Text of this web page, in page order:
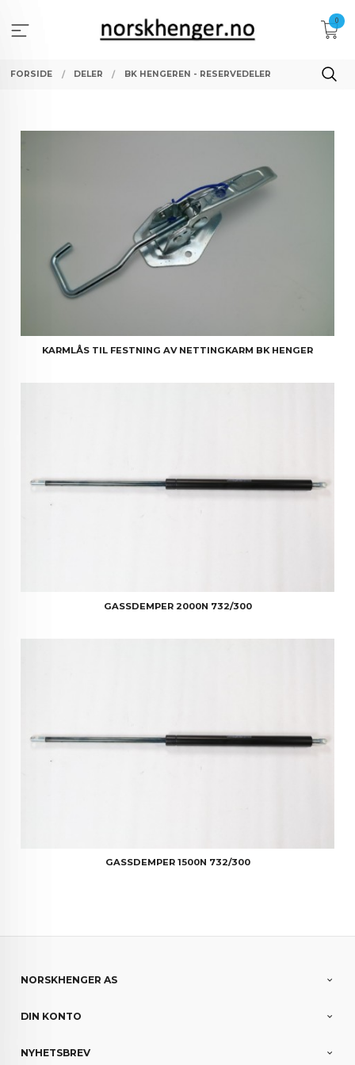
innholdet
0
FORSIDE DELER BK HENGEREN - RESERVEDELER
KARMLÅS TIL FESTNING AV NETTINGKARM BK HENGER
GASSDEMPER 2000N 732/300
GASSDEMPER 1500N 732/300
NORSKHENGER AS
DIN KONTO
NYHETSBREV